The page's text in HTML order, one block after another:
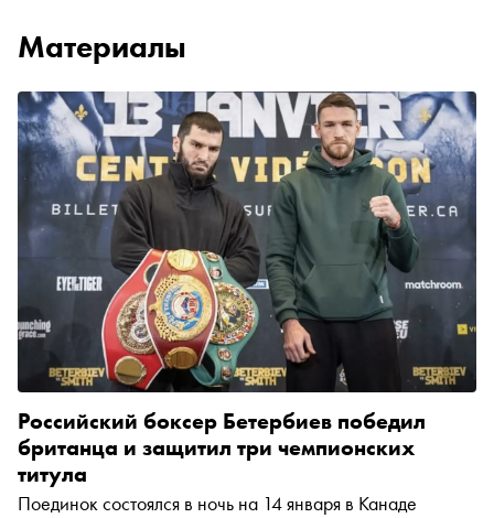
Материалы
Российский боксер Бетербиев победил
британца и защитил три чемпионских
титула
Поединок состоялся в ночь на 14 января в Канаде